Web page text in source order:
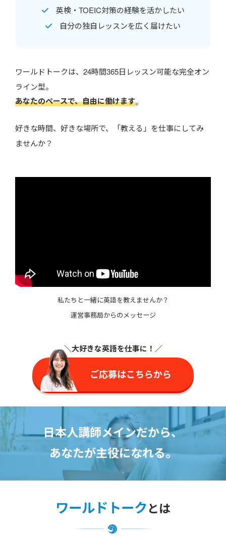
英検・TOEIC対策の経験を活かしたい
自分の独自レッスンを広く届けたい
ワールドトークは、24時間365日レッスン可能な完全オン
ライン型。
あなたのペースで、自由に働けます。
好きな時間、好きな場所で、「教える」を仕事にしてみ
ませんか？
私たちと一緒に英語を教えませんか？
運営事務局からのメッセージ
＼大好きな英語を仕事に ！／
ご応募はこちらから
日本人講師メインだから、
あなたが主役になれる。
ワールドトークとは